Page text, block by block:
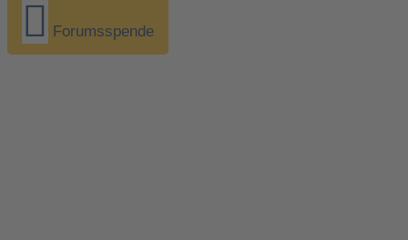
Forumsspende